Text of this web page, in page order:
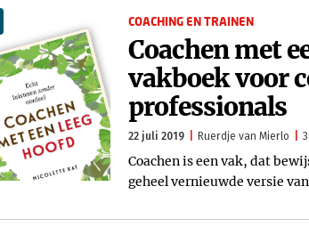
COACHING EN TRAINEN
Coachen met
vakboek voor
professionals
22 juli 2019 Ruerdje van Mierlo
Coachen is een vak, dat
geheel vernieuwde versie